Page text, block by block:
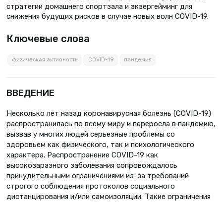
стратегии домашнего спортзала и экзергейминг для
снижения будущих рисков в случае новых волн COVID-19.
Ключевые слова
физическая активность COVID-19 пандемия
ВВЕДЕНИЕ
Несколько лет назад коронавирусная болезнь (COVID-19)
распространилась по всему миру и переросла в пандемию,
вызвав у многих людей серьезные проблемы со
здоровьем как физического, так и психологического
характера. Распространение COVID-19 как
высокозаразного заболевания сопровождалось
принудительными ограничениями из-за требований
строгого соблюдения протоколов социального
дистанцирования и/или самоизоляции. Такие ограничения